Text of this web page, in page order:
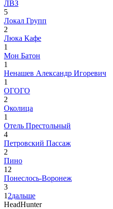
ЛВЗ
5
Локал Групп
2
Люка Кафе
1
Мон Батон
1
Ненашев Александр Игоревич
1
ОГОГО
2
Околица
1
Отель Престольный
4
Петровский Пассаж
2
Пино
12
Понеслось-Воронеж
3
1 2дальше
HeadHunter